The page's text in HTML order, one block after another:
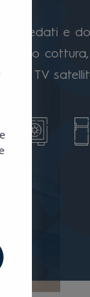
arredati e
TV